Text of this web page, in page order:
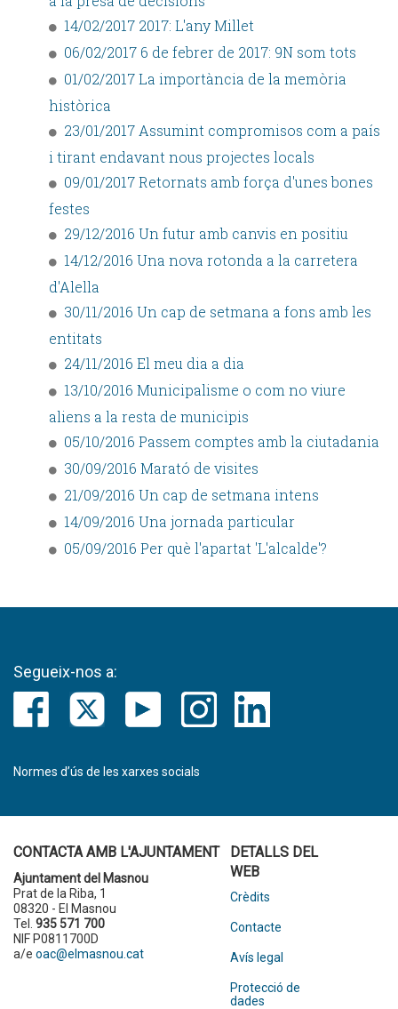
14/02/2017 2017: L'any Millet
06/02/2017 6 de febrer de 2017: 9N som tots
01/02/2017 La importància de la memòria
històrica
23/01/2017 Assumint compromisos com a país
i tirant endavant nous projectes locals
09/01/2017 Retornats amb força d'unes bones
festes
29/12/2016 Un futur amb canvis en positiu
14/12/2016 Una nova rotonda a la carretera
d'Alella
30/11/2016 Un cap de setmana a fons amb les
entitats
24/11/2016 El meu dia a dia
13/10/2016 Municipalisme o com no viure
aliens a la resta de municipis
05/10/2016 Passem comptes amb la ciutadania
30/09/2016 Marató de visites
21/09/2016 Un cap de setmana intens
14/09/2016 Una jornada particular
05/09/2016 Per què l'apartat 'L'alcalde'?
Segueix-nos a:
Normes d’ús de les xarxes socials
CONTACTA AMB L'AJUNTAMENT
Ajuntament del Masnou
Prat de la Riba, 1
08320 - El Masnou
Tel. 935 571 700
NIF P0811700D
a/e oac@elmasnou.cat
DETALLS DEL
WEB
Crèdits
Contacte
Avís legal
Protecció de
dades